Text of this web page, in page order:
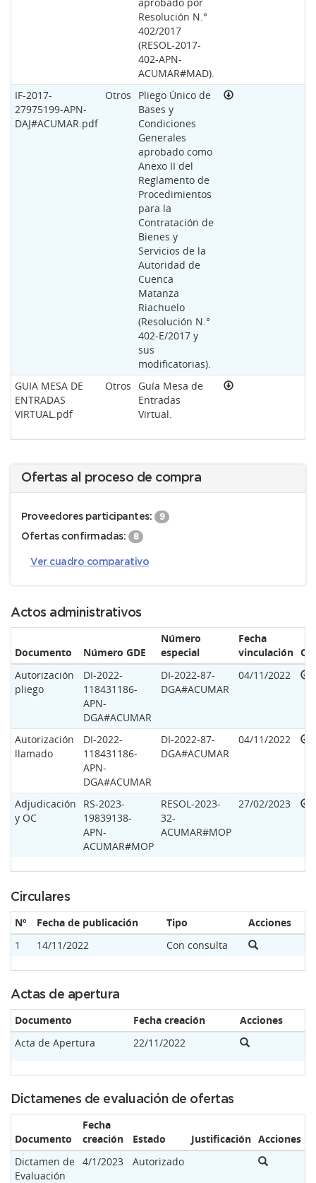
Resolución N.°
402/2017
(RESOL-2017-
402-APN-
ACUMAR#MAD).
IF-2017-
27975199-APN-
DAJ#ACUMAR.pdf
Otros
Pliego Único de
Bases y
Condiciones
Generales
aprobado como
Anexo II del
Reglamento de
Procedimientos
para la
Contratación de
Bienes y
Servicios de la
Autoridad de
Cuenca
Matanza
Riachuelo
(Resolución N.°
402-E/2017 y
sus
modificatorias).
GUIA MESA DE
ENTRADAS
VIRTUAL.pdf
Otros Guía Mesa de
Entradas
Virtual.
Ofertas al proceso de compra
Proveedores participantes: 9
Ofertas confirmadas: 8
Ver cuadro comparativo
Actos administrativos
Documento Número GDE
Número
especial
Fecha
vinculación
Autorización
pliego
DI-2022-
118431186-
APN-
DGA#ACUMAR
DI-2022-87-
DGA#ACUMAR
04/11/2022
Autorización
llamado
DI-2022-
118431186-
APN-
DGA#ACUMAR
DI-2022-87-
DGA#ACUMAR
04/11/2022
Adjudicación
y OC
RS-2023-
19839138-
APN-
ACUMAR#MOP
RESOL-2023-
32-
ACUMAR#MOP
27/02/2023
Circulares
Nº Fecha de publicación Tipo
Acciones
1
14/11/2022 Con consulta
Actas de apertura
Documento Fecha creación
Acciones
Acta de Apertura
22/11/2022
Dictamenes de evaluación de ofertas
Documento
Fecha
creación
Estado Justificación Acciones
Dictamen de
Evaluación
4/1/2023 Autorizado